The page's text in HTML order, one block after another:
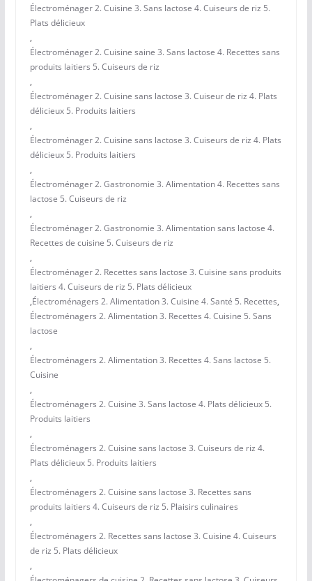
Électroménager 2. Cuisine 3. Sans lactose 4. Cuiseurs de riz 5.
Plats délicieux
,
Électroménager 2. Cuisine saine 3. Sans lactose 4. Recettes sans
produits laitiers 5. Cuiseurs de riz
,
Électroménager 2. Cuisine sans lactose 3. Cuiseur de riz 4. Plats
délicieux 5. Produits laitiers
,
Électroménager 2. Cuisine sans lactose 3. Cuiseurs de riz 4. Plats
délicieux 5. Produits laitiers
,
Électroménager 2. Gastronomie 3. Alimentation 4. Recettes sans
lactose 5. Cuiseurs de riz
,
Électroménager 2. Gastronomie 3. Alimentation sans lactose 4.
Recettes de cuisine 5. Cuiseurs de riz
,
Électroménager 2. Recettes sans lactose 3. Cuisine sans produits
laitiers 4. Cuiseurs de riz 5. Plats délicieux
,Électroménagers 2. Alimentation 3. Cuisine 4. Santé 5. Recettes,
Électroménagers 2. Alimentation 3. Recettes 4. Cuisine 5. Sans
lactose
,
Électroménagers 2. Alimentation 3. Recettes 4. Sans lactose 5.
Cuisine
,
Électroménagers 2. Cuisine 3. Sans lactose 4. Plats délicieux 5.
Produits laitiers
,
Électroménagers 2. Cuisine sans lactose 3. Cuiseurs de riz 4.
Plats délicieux 5. Produits laitiers
,
Électroménagers 2. Cuisine sans lactose 3. Recettes sans
produits laitiers 4. Cuiseurs de riz 5. Plaisirs culinaires
,
Électroménagers 2. Recettes sans lactose 3. Cuisine 4. Cuiseurs
de riz 5. Plats délicieux
,